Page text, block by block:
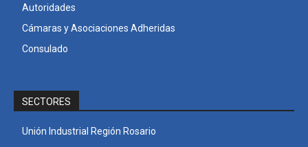
Autoridades
Cámaras y Asociaciones Adheridas
Consulado
SECTORES
Unión Industrial Región Rosario